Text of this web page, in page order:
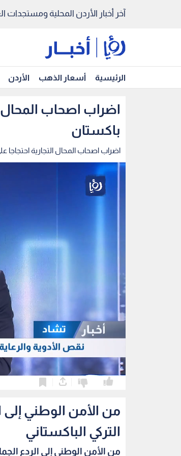
آخر أخبار الأردن المحلية ومستجدات
الرئيسية أسعار الذهب الأردن
اضراب اصحاب المحال
باكستان
اضراب اصحاب المحال التجارية احتجاجا
من الأمن الوطني إلى
التركي الباكستاني
من الأمن الوطني إلى الردع